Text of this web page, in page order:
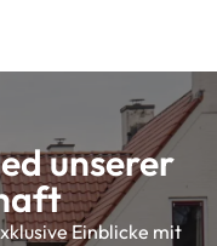
unserer
Einblicke mit